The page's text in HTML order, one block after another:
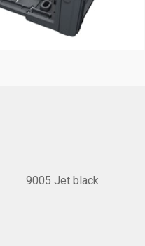
9005 Jet black